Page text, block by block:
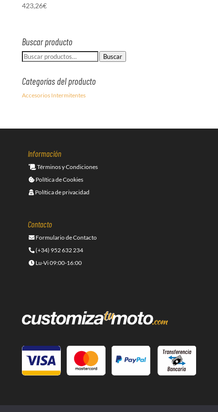
423,26€
Buscar producto
Buscar
Buscar
Categorías del producto
Accesorios Intermitentes
Información
Términos y Condiciones
Política de Cookies
Política de privacidad
Contacto
Formulario de Contacto
(+34) 952 632 234
Lu-Vi 09:00-16:00